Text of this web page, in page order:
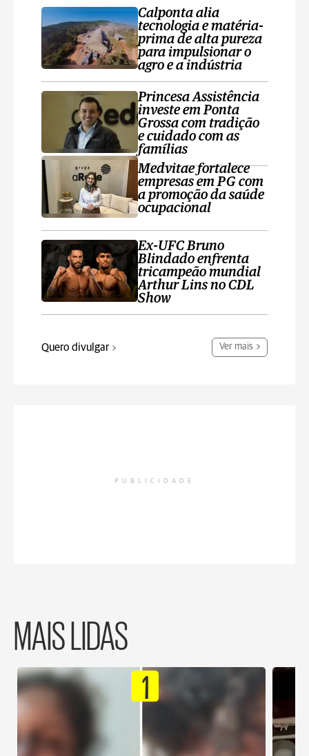
Calponta alia
tecnologia e matéria-
prima de alta pureza
para impulsionar o
agro e a indústria
Princesa Assistência
investe em Ponta
Grossa com tradição
e cuidado com as
famílias
Medvitae fortalece
empresas em PG com
a promoção da saúde
ocupacional
Ex-UFC Bruno
Blindado enfrenta
tricampeão mundial
Arthur Lins no CDL
Show
Quero divulgar Ver mais
PUBLICIDADE
MAIS LIDAS
1